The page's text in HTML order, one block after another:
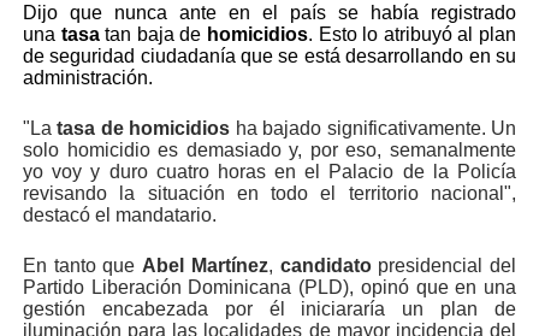
Dijo que nunca ante en el país se había registrado
una tasatan baja de homicidios. Esto lo atribuyó al plan
de seguridad ciudadanía que se está desarrollando en su
administración.
"Latasa de homicidios ha bajado significativamente. Un
solo homicidio es demasiado y, por eso, semanalmente
yo voy y duro cuatro horas en el Palacio de la Policía
revisando la situación en todo el territorio nacional",
destacó el mandatario.
En tanto que Abel Martínez, candidatopresidencial del
Partido Liberación Dominicana (PLD), opinó que en una
gestión encabezada por él iniciararía un plan de
iluminación para las localidades de mayor incidencia del